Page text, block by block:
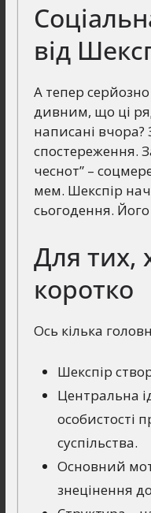
від
А тепер
дивним, що ці
написані вчора?
спостереження.
чеснот” –
мем. Шекспір
сьогодення.
Для тих,
коротко
Ось кілька
Шекспір
Центральна
особистості
суспільства.
Основний
знецінення